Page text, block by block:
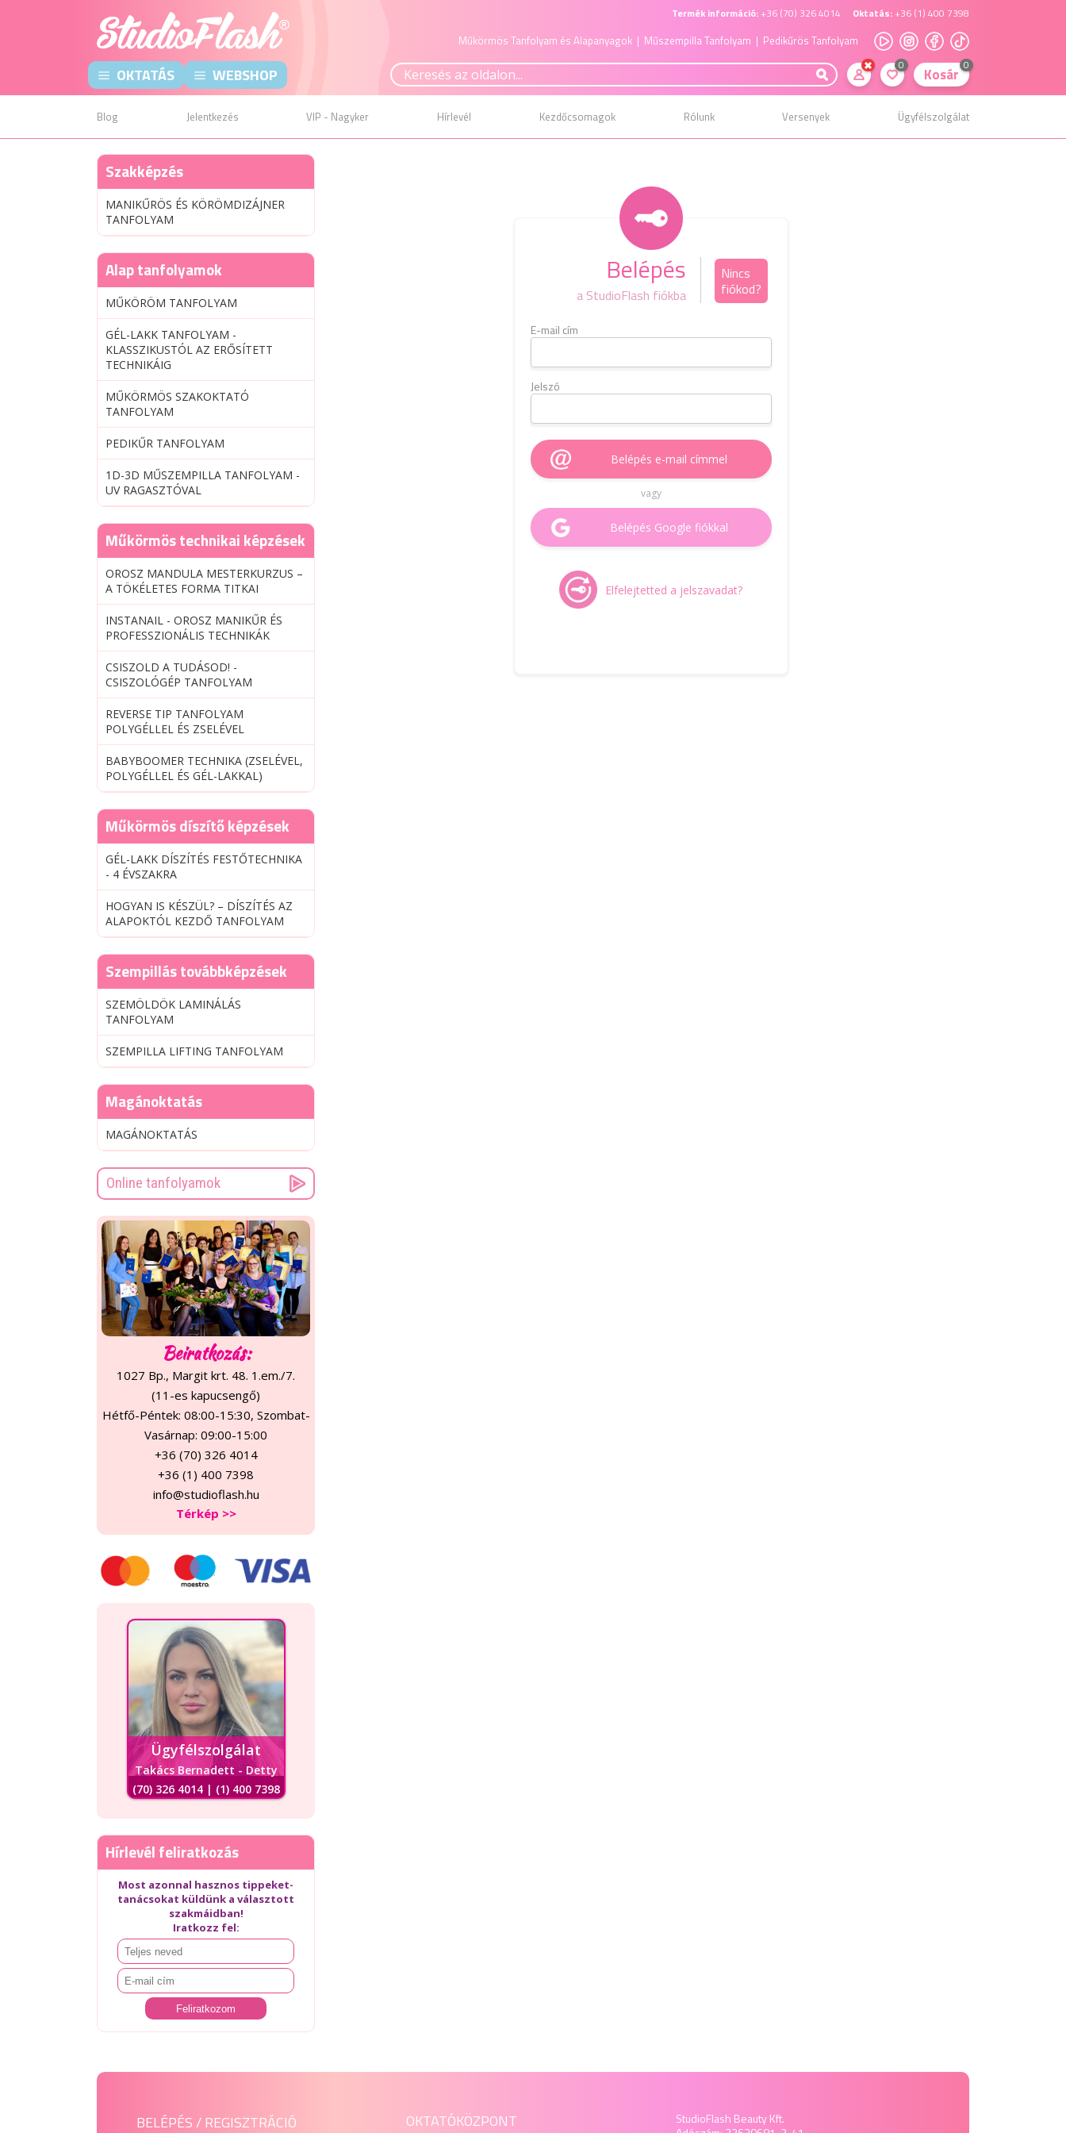
Termék információ: +36 (70) 326 4014 Oktatás: +36 (1) 400 7398
Műkörmös Tanfolyam és Alapanyagok | Műszempilla Tanfolyam | Pedikűrös Tanfolyam
OKTATÁS WEBSHOP 0 Kosár 0
Blog Jelentkezés VIP - Nagyker Hírlevél Kezdőcsomagok Rólunk Versenyek Ügyfélszolgálat
Belépés
a StudioFlash fiókba
Nincs
fiókod?
E-mail cím
Jelszó
Belépés e-mail címmel
vagy
Belépés Google fiókkal
Elfelejtetted a jelszavadat?
Szakképzés
MANIKŰRÖS ÉS KÖRÖMDIZÁJNER
TANFOLYAM
Alap tanfolyamok
MŰKÖRÖM TANFOLYAM
GÉL-LAKK TANFOLYAM -
KLASSZIKUSTÓL AZ ERŐSÍTETT
TECHNIKÁIG
MŰKÖRMÖS SZAKOKTATÓ
TANFOLYAM
PEDIKŰR TANFOLYAM
1D-3D MŰSZEMPILLA TANFOLYAM -
UV RAGASZTÓVAL
Műkörmös technikai képzések
OROSZ MANDULA MESTERKURZUS –
A TÖKÉLETES FORMA TITKAI
INSTANAIL - OROSZ MANIKŰR ÉS
PROFESSZIONÁLIS TECHNIKÁK
CSISZOLD A TUDÁSOD! -
CSISZOLÓGÉP TANFOLYAM
REVERSE TIP TANFOLYAM
POLYGÉLLEL ÉS ZSELÉVEL
BABYBOOMER TECHNIKA (ZSELÉVEL,
POLYGÉLLEL ÉS GÉL-LAKKAL)
Műkörmös díszítő képzések
GÉL-LAKK DÍSZÍTÉS FESTŐTECHNIKA
- 4 ÉVSZAKRA
HOGYAN IS KÉSZÜL? – DÍSZÍTÉS AZ
ALAPOKTÓL KEZDŐ TANFOLYAM
Szempillás továbbképzések
SZEMÖLDÖK LAMINÁLÁS
TANFOLYAM
SZEMPILLA LIFTING TANFOLYAM
Magánoktatás
MAGÁNOKTATÁS
Online tanfolyamok
Beiratkozás:
1027 Bp., Margit krt. 48. 1.em./7.
(11-es kapucsengő)
Hétfő-Péntek: 08:00-15:30, Szombat-
Vasárnap: 09:00-15:00
+36 (70) 326 4014
+36 (1) 400 7398
info@studioflash.hu
Térkép >>
Ügyfélszolgálat
Takács Bernadett - Detty
(70) 326 4014 | (1) 400 7398
Hírlevél feliratkozás
Most azonnal hasznos tippeket-
tanácsokat küldünk a választott
szakmáidban!
Iratkozz fel:
BELÉPÉS / REGISZTRÁCIÓ OKTATÓKÖZPONT
StudioFlash Beauty Kft.